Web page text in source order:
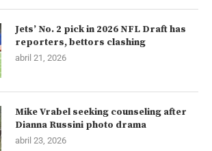
Jets’ No. 2 pick in 2026 NFL Draft has
reporters, bettors clashing
abril 21, 2026
Mike Vrabel seeking counseling after
Dianna Russini photo drama
abril 23, 2026